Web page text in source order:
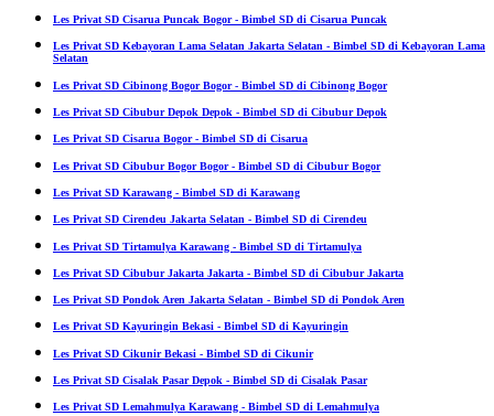
Les Privat SD Cisarua Puncak Bogor - Bimbel SD di Cisarua Puncak
Les Privat SD Kebayoran Lama Selatan Jakarta Selatan - Bimbel SD di Kebayoran Lama
Selatan
Les Privat SD Cibinong Bogor Bogor - Bimbel SD di Cibinong Bogor
Les Privat SD Cibubur Depok Depok - Bimbel SD di Cibubur Depok
Les Privat SD Cisarua Bogor - Bimbel SD di Cisarua
Les Privat SD Cibubur Bogor Bogor - Bimbel SD di Cibubur Bogor
Les Privat SD Karawang - Bimbel SD di Karawang
Les Privat SD Cirendeu Jakarta Selatan - Bimbel SD di Cirendeu
Les Privat SD Tirtamulya Karawang - Bimbel SD di Tirtamulya
Les Privat SD Cibubur Jakarta Jakarta - Bimbel SD di Cibubur Jakarta
Les Privat SD Pondok Aren Jakarta Selatan - Bimbel SD di Pondok Aren
Les Privat SD Kayuringin Bekasi - Bimbel SD di Kayuringin
Les Privat SD Cikunir Bekasi - Bimbel SD di Cikunir
Les Privat SD Cisalak Pasar Depok - Bimbel SD di Cisalak Pasar
Les Privat SD Lemahmulya Karawang - Bimbel SD di Lemahmulya